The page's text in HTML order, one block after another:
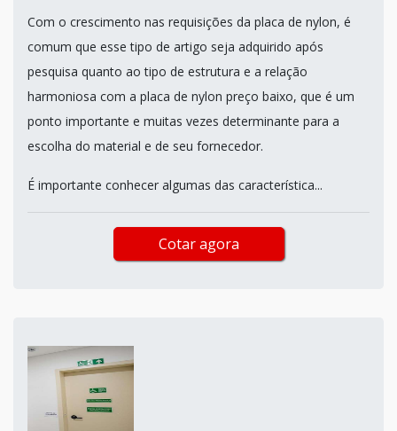
Com o crescimento nas requisições da placa de nylon, é
comum que esse tipo de artigo seja adquirido após
pesquisa quanto ao tipo de estrutura e a relação
harmoniosa com a placa de nylon preço baixo, que é um
ponto importante e muitas vezes determinante para a
escolha do material e de seu fornecedor.
É importante conhecer algumas das característica...
Cotar agora